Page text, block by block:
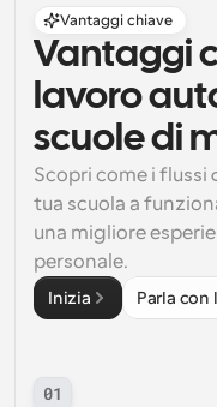
Vantaggi chiave
Vantaggi
lavoro
scuole di
Scopri come i flussi
tua scuola a
una migliore
personale.
Inizia Parla con
01